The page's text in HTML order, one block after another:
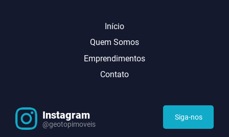
Início
Quem Somos
Emprendimentos
Contato
Instagram
@geotopimoveis
Siga-nos